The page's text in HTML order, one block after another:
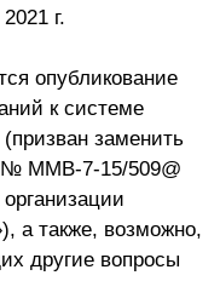
г.
опубликование
к системе
(призван заменить
№ ММВ-7-15/509@
а также, возможно,
другие вопросы